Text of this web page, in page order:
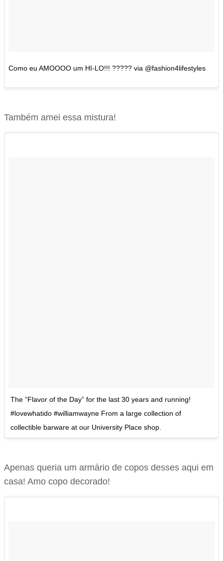
Como eu AMOOOO um HI-LO!!! ????? via @fashion4lifestyles
Também amei essa mistura!
The “Flavor of the Day” for the last 30 years and running!
#lovewhatido #williamwayne From a large collection of
collectible barware at our University Place shop.
Apenas queria um armário de copos desses aqui em
casa! Amo copo decorado!